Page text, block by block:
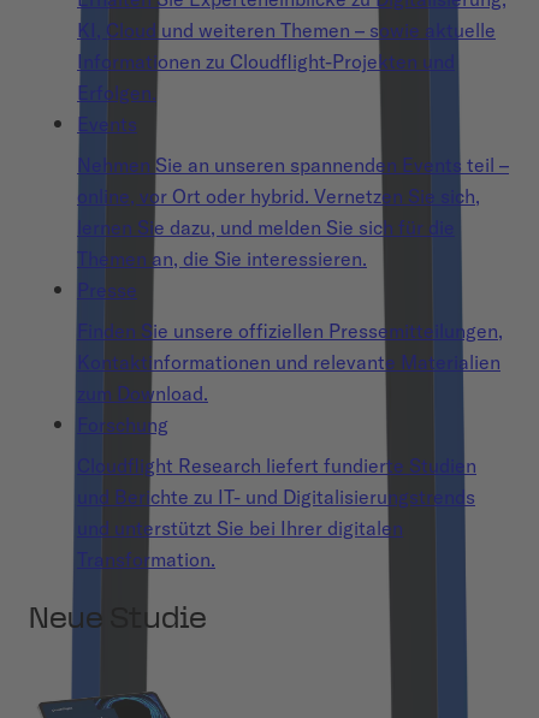
KI, Cloud und weiteren Themen – sowie aktuelle
Informationen zu Cloudflight-Projekten und
Erfolgen.
Events
Nehmen Sie an unseren spannenden Events teil –
online, vor Ort oder hybrid. Vernetzen Sie sich,
lernen Sie dazu, und melden Sie sich für die
Themen an, die Sie interessieren.
Presse
Finden Sie unsere offiziellen Pressemitteilungen,
Kontaktinformationen und relevante Materialien
zum Download.
Forschung
Cloudflight Research liefert fundierte Studien
und Berichte zu IT- und Digitalisierungstrends
und unterstützt Sie bei Ihrer digitalen
Transformation.
Neue Studie